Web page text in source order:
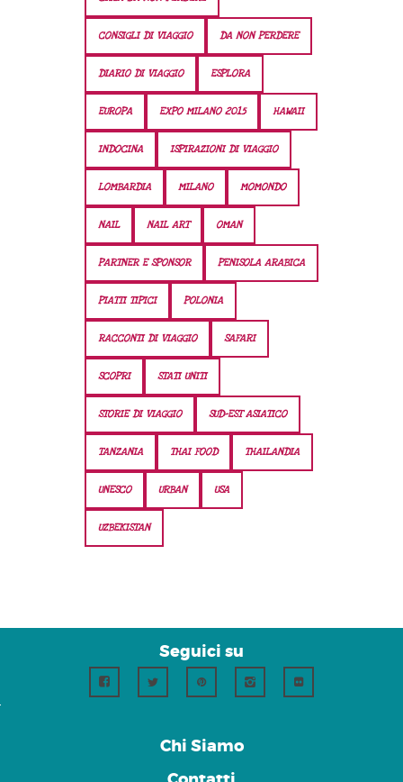
CONSIGLI DI VIAGGIO DA NON PERDERE
DIARIO DI VIAGGIO ESPLORA
EUROPA EXPO MILANO 2015 HAWAII
INDOCINA ISPIRAZIONI DI VIAGGIO
LOMBARDIA MILANO MOMONDO
NAIL NAIL ART OMAN
PARTNER E SPONSOR PENISOLA ARABICA
PIATTI TIPICI POLONIA
RACCONTI DI VIAGGIO SAFARI
SCOPRI STATI UNITI
STORIE DI VIAGGIO SUD-EST ASIATICO
TANZANIA THAI FOOD THAILANDIA
UNESCO URBAN USA
UZBEKISTAN
Seguici su
Chi Siamo